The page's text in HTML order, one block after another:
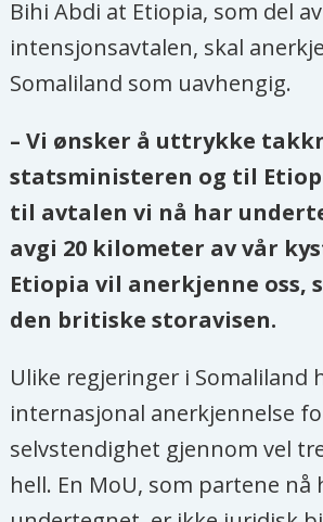
Bihi Abdi at Etiopia, som del av
intensjonsavtalen, skal
Somaliland som uavhengig.
– Vi ønsker å uttrykke
statsministeren og til
til avtalen vi nå har
avgi 20 kilometer av vår
Etiopia vil anerkjenne oss,
den britiske storavisen.
Ulike regjeringer i Somaliland
internasjonal anerkjennelse
selvstendighet gjennom vel
hell. En MoU, som partene nå